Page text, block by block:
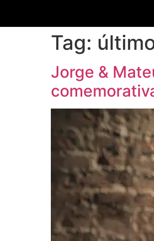
Tag:
Jorge &